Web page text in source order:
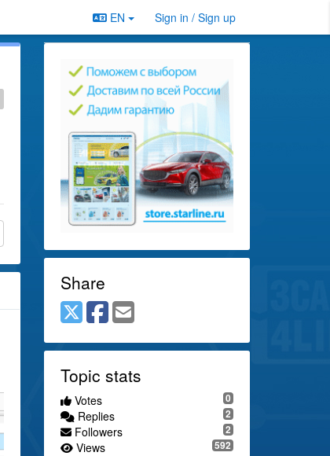
EN Sign in / Sign up
Share
Topic stats
0
Votes
2
Replies
2
Followers
592
Views